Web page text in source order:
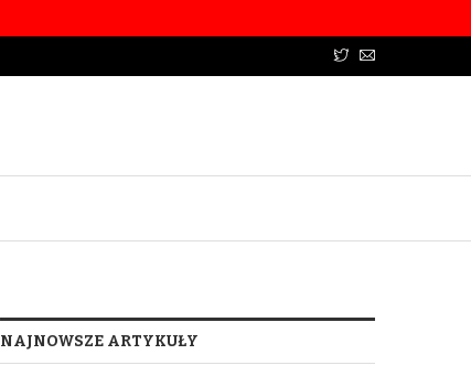
NAJNOWSZE ARTYKUŁY